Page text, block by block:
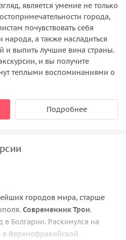
является умение не только
города,
почувствовать себя
а также насладиться
и выпить лучшие вина страны.
и вы получите
теплыми воспоминаниями о
Подробнее
городов мира, старше
Современник Трои.
Болгарии. Раскинулся на
в Верхнефракийской